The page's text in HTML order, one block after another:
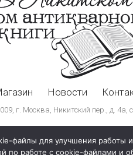
Новости
г. Москва, Никитский пер., д. 4а,
файлы для улучшения работы и
по работе с cookie-файлами